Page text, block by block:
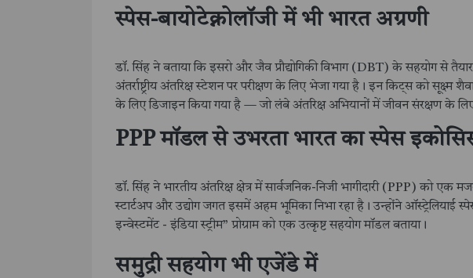
स्पेस-बायोटेक्नोलॉजी में भी भारत अग्रणी
डॉ. सिंह ने बताया कि इसरो और जैव प्रौद्योगिकी विभाग (DBT) के सहयोग से
अंतर्राष्ट्रीय अंतरिक्ष स्टेशन पर परीक्षण के लिए भेजा गया है। इन किट्स को सूक्ष्म
के लिए डिजाइन किया गया है — जो लंबे अंतरिक्ष अभियानों में जीवन संरक्षण के
PPP मॉडल से उभरता भारत का स्पेस
डॉ. सिंह ने भारतीय अंतरिक्ष क्षेत्र में सार्वजनिक-निजी भागीदारी (PPP) को
स्टार्टअप और उद्योग जगत इसमें अहम भूमिका निभा रहा है। उन्होंने ऑस्ट्रेलियाई
इन्वेस्टमेंट - इंडिया स्ट्रीम” प्रोग्राम को एक उत्कृष्ट सहयोग मॉडल बताया।
समुद्री सहयोग भी एजेंडे में